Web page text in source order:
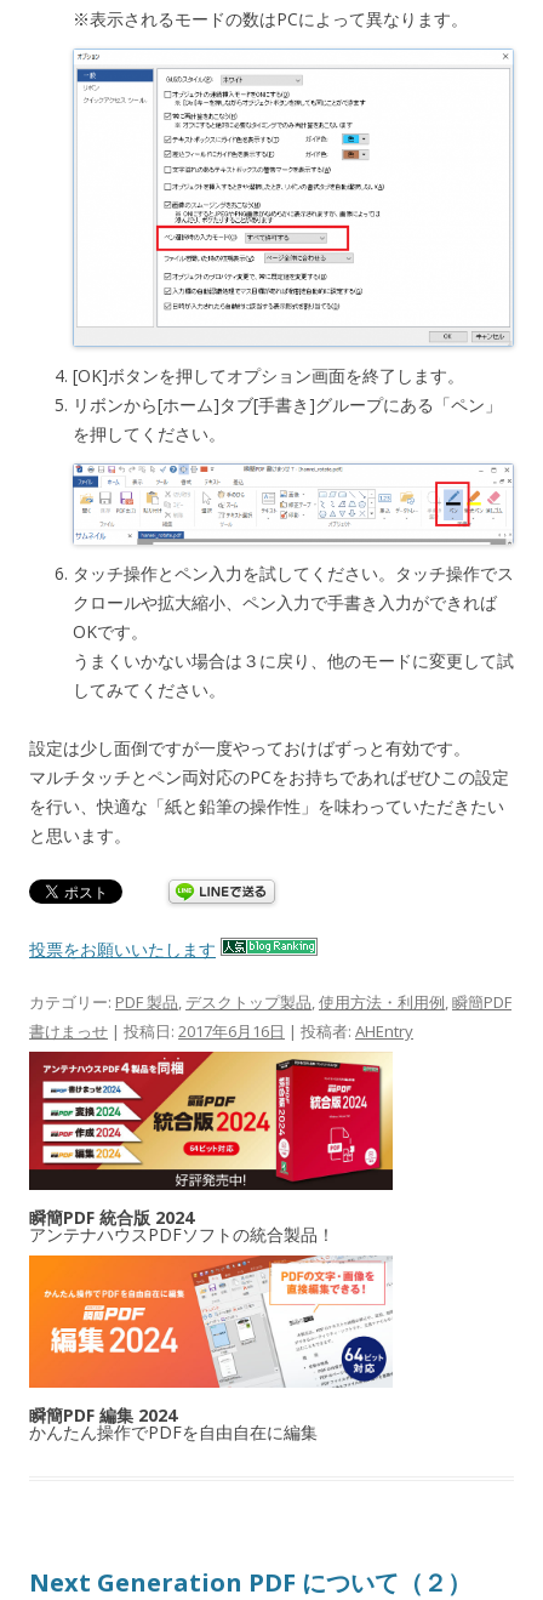
※表示されるモードの数はPCによって異なります。
[OK]ボタンを押してオプション画面を終了します。
リボンから[ホーム]タブ[手書き]グループにある「ペン」
を押してください。
タッチ操作とペン入力を試してください。タッチ操作でス
クロールや拡大縮小、ペン入力で手書き入力ができれば
OKです。
うまくいかない場合は３に戻り、他のモードに変更して試
してみてください。
設定は少し面倒ですが一度やっておけばずっと有効です。
マルチタッチとペン両対応のPCをお持ちであればぜひこの設定
を行い、快適な「紙と鉛筆の操作性」を味わっていただきたい
と思います。
投票をお願いいたします
カテゴリー: PDF 製品 デスクトップ製品 使用方法・利用例 瞬簡PDF
書けまっせ | 投稿日: 2017年6月16日 | 投稿者: AHEntry
瞬簡PDF 統合版 2024
アンテナハウスPDFソフトの統合製品！
瞬簡PDF 編集 2024
かんたん操作でPDFを自由自在に編集
Next Generation PDF について（２）